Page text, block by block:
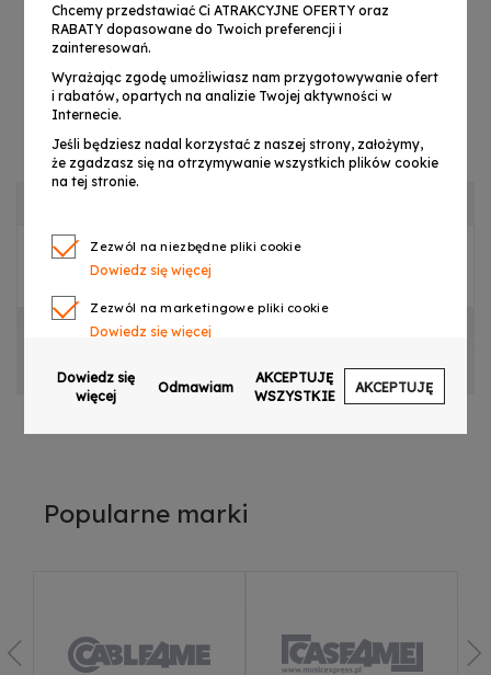
S. LIGHT4ME SEMAFOR PŁYTA LED
CECHY PRODUKTU
OPINIE
Popularne marki
Chcemy przedstawiać Ci ATRAKCYJNE OFERTY oraz
RABATY dopasowane do Twoich preferencji i
zainteresowań.
Wyrażając zgodę umożliwiasz nam przygotowywanie ofert
i rabatów, opartych na analizie Twojej aktywności w
Internecie.
Jeśli będziesz nadal korzystać z naszej strony, założymy,
że zgadzasz się na otrzymywanie wszystkich plików cookie
na tej stronie.
Zezwól na niezbędne pliki cookie
Dowiedz się więcej
Zezwól na marketingowe pliki cookie
Dowiedz się więcej
Zezwól na pliki cookie dotyczące preferencji
Dowiedz się więcej
Zezwól na ciasteczka analityczne
Google w celach reklamowych
Dowiedz się
więcej
Odmawiam
AKCEPTUJĘ
WSZYSTKIE
AKCEPTUJĘ